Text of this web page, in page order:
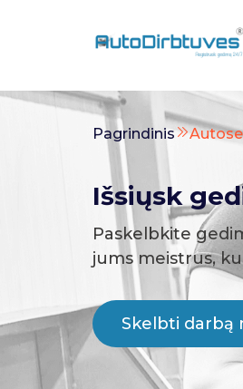
Pagrindinis
Išsiųsk
Paskelbkite
jums meistrus,
Skelbti darbą